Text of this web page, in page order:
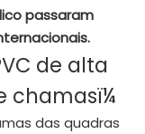
passaram
de alta
chamasï¼
das quadras